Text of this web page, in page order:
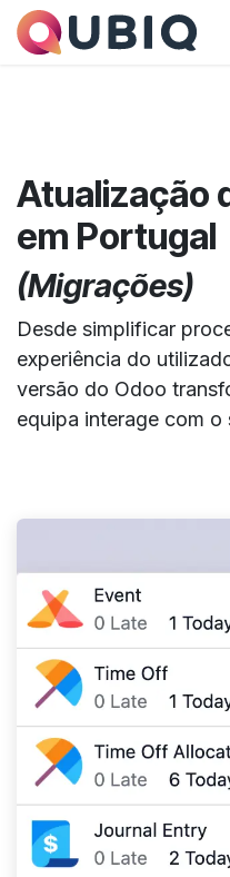
Pular para o conteúdo
Atualização
em Portugal
(Migrações)
Desde simplificar
experiência do
versão do Odoo
equipa interage com o